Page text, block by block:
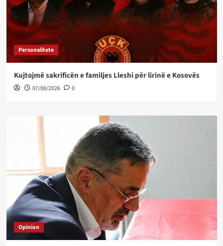
Personalitete
Kujtojmë sakrificën e familjes Lleshi për lirinë e Kosovës
07/08/2026 0
Opinion